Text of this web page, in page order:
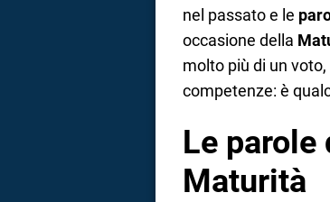
nel passato e le
occasione della
molto più di un
competenze: è
Le parole
Maturità